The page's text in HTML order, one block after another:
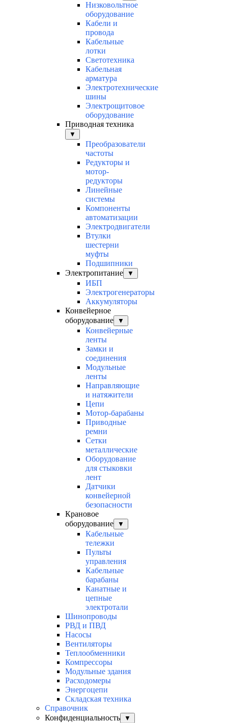
Низковольтное
оборудование
Кабели и
провода
Кабельные
лотки
Светотехника
Кабельная
арматура
Электротехнические
шины
Электрощитовое
оборудование
Приводная техника
▼
Преобразователи
частоты
Редукторы и
мотор-
редукторы
Линейные
системы
Компоненты
автоматизации
Электродвигатели
Втулки
шестерни
муфты
Подшипники
Электропитание
▼
ИБП
Электрогенераторы
Аккумуляторы
Конвейерное
оборудование
▼
Конвейерные
ленты
Замки и
соединения
Модульные
ленты
Направляющие
и натяжители
Цепи
Мотор-барабаны
Приводные
ремни
Сетки
металлические
Оборудование
для стыковки
лент
Датчики
конвейерной
безопасности
Крановое
оборудование
▼
Кабельные
тележки
Пульты
управления
Кабельные
барабаны
Канатные и
цепные
электротали
Шинопроводы
РВД и ПВД
Насосы
Вентиляторы
Теплообменники
Компрессоры
Модульные здания
Расходомеры
Энергоцепи
Складская техника
Справочник
Конфиденциальность
▼